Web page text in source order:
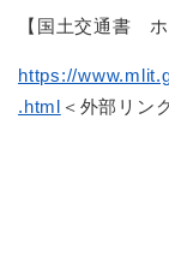
【国土交通書 ホ
https://
.html ＜外部リン